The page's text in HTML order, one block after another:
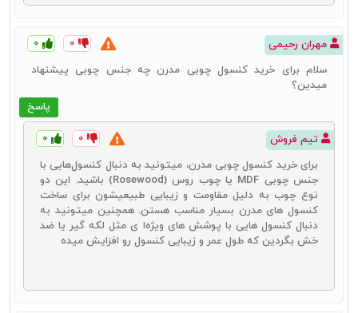
شناخت انواع آینه و کنسول چوبی باعث می‌شود تا در انتخاب محصول
مهران رحیمی ۰ ۰
پاسخ
سلام برای خرید کنسول چوبی مدرن چه جنس چوبی پیشنهاد
میدین؟
تیم فروش ۰ ۰
برای خرید کنسول چوبی مدرن، میتونید به دنبال کنسول‌هایی با
جنس چوبی MDF یا چوب روس (Rosewood) باشید. این دو
نوع چوب به دلیل مقاومت و زیبایی طبیعیشون برای ساخت
کنسول‌ های مدرن بسیار مناسب هستن. همچنین میتونید به
دنبال کنسول‌ هایی با پوشش‌ های ویژه‌ا ی مثل لکه‌ گیر یا ضد
خش بگردین که طول عمر و زیبایی کنسول رو افزایش میده